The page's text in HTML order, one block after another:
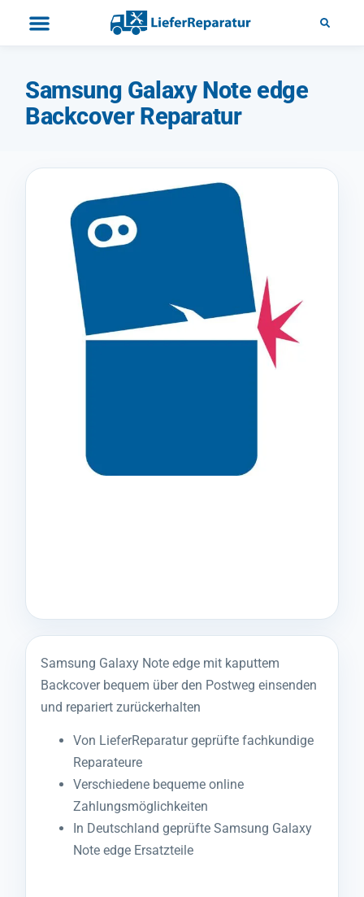
Samsung Galaxy Note edge
Backcover Reparatur
Samsung Galaxy Note edge mit kaputtem
Backcover bequem über den Postweg einsenden
und repariert zurückerhalten
Von LieferReparatur geprüfte fachkundige
Reparateure
Verschiedene bequeme online
Zahlungsmöglichkeiten
In Deutschland geprüfte Samsung Galaxy
Note edge Ersatzteile